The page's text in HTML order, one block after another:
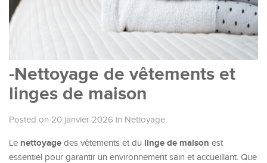
-Nettoyage de vêtements et
linges de maison
Posted on 20 janvier 2026 in Nettoyage
Le nettoyage des vêtements et du linge de maison est
essentiel pour garantir un environnement sain et accueillant. Que